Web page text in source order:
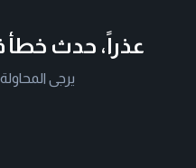
عذراً، حدث خطأ
يرجى